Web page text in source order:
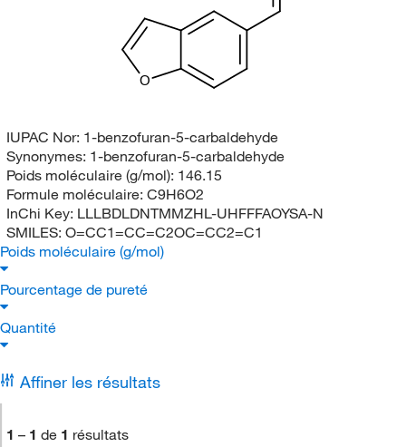
O
IUPAC Nor: 1-benzofuran-5-carbaldehyde
Synonymes: 1-benzofuran-5-carbaldehyde
Poids moléculaire (g/mol): 146.15
Formule moléculaire: C9H6O2
InChi Key: LLLBDLDNTMMZHL-UHFFFAOYSA-N
SMILES: O=CC1=CC=C2OC=CC2=C1
Poids moléculaire (g/mol)
Pourcentage de pureté
Quantité
Affiner les résultats
1 – 1 de 1 résultats